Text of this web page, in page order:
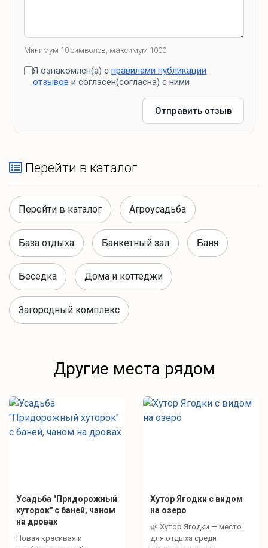
Минимум 10 символов, максимум 1000
Я ознакомлен(а) с правилами публикации
отзывов и согласен(согласна) с ними
Отправить отзыв
Перейти в каталог
Перейти в каталог Агроусадьба
База отдыха Банкетный зал Баня
Беседка Дома и коттеджи
Загородный комплекс
Другие места рядом
Усадьба "Придорожный
хуторок" с баней, чаном
на дровах
Новая красивая и
Хутор Ягодки с видом
на озеро
🌿 Хутор Ягодки — место
для отдыха среди